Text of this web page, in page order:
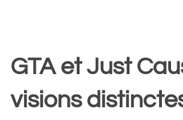
GTA et Just
visions